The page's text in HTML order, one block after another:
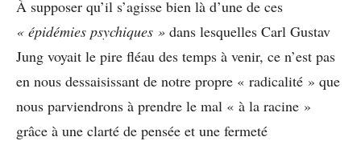
À supposer qu’il s’agisse bien là d’une de ces
« épidémies psychiques » dans lesquelles Carl Gustav
Jung voyait le pire fléau des temps à venir, ce n’est pas
en nous dessaisissant de notre propre « radicalité » que
nous parviendrons à prendre le mal « à la racine »
grâce à une clarté de pensée et une fermeté